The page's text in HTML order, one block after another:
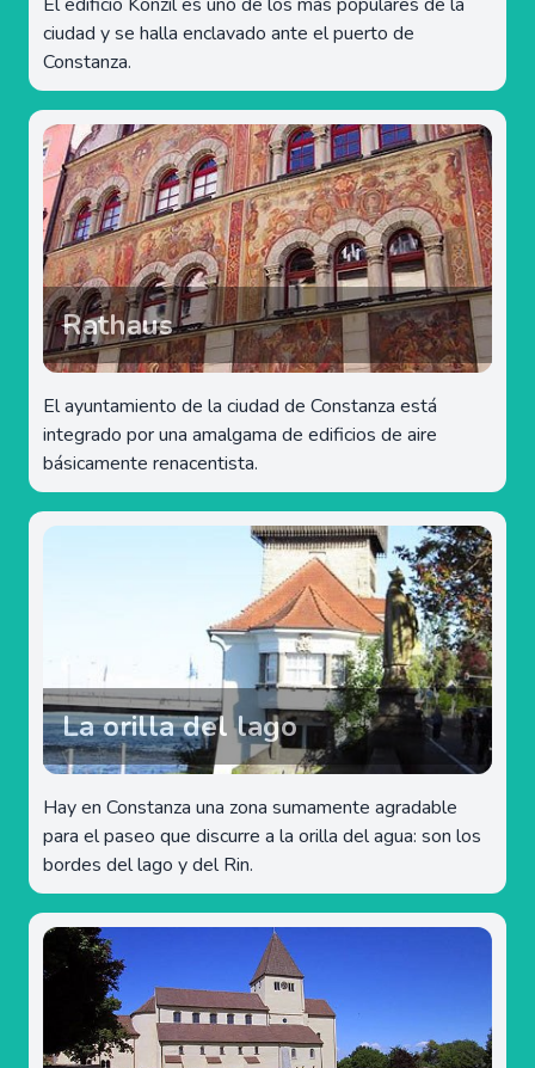
ciudad y se halla enclavado ante el puerto de
Constanza.
Rathaus
El ayuntamiento de la ciudad de Constanza está
integrado por una amalgama de edificios de aire
básicamente renacentista.
La orilla del lago
Hay en Constanza una zona sumamente agradable
para el paseo que discurre a la orilla del agua: son los
bordes del lago y del Rin.